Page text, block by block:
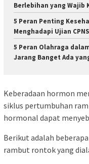
Berlebihan yang Wajib
5 Peran Penting
Menghadapi Ujian
5 Peran Olahraga
Jarang Banget Ada
Keberadaan hormon
siklus pertumbuhan
hormonal dapat
Berikut adalah
rambut rontok yang